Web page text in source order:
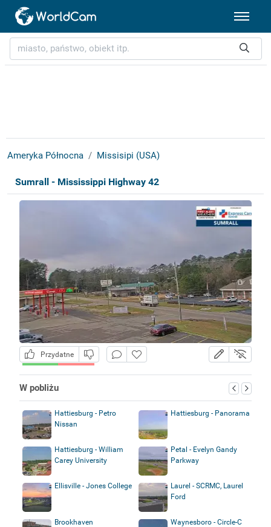
Ameryka Północna Missisipi (USA)
Sumrall - Mississippi Highway 42
Przydatne
W pobliżu
Hattiesburg - Petro
Nissan
Hattiesburg - Panorama
Hattiesburg - William
Carey University
Petal - Evelyn Gandy
Parkway
Ellisville - Jones College
Laurel - SCRMC, Laurel
Ford
Brookhaven
Waynesboro - Circle-C